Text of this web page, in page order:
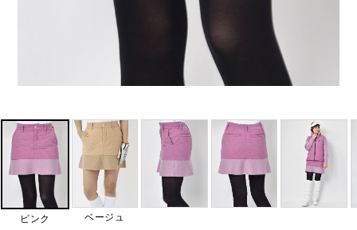
ピンク ベージュ